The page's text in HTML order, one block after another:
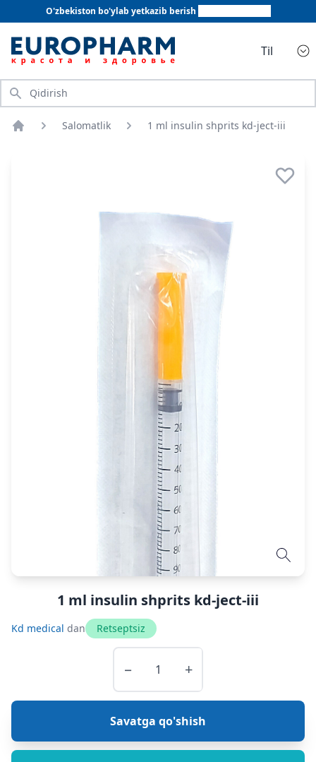
O'zbekiston bo'ylab yetkazib berish
Til
Qidirish
Salomatlik 1 ml insulin shprits kd-ject-iii
1 ml insulin shprits kd-ject-iii
Kd medical dan Retseptsiz
− +
Savatga qo'shish